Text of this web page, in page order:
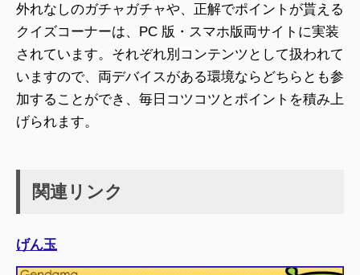
外れなしのガチャガチャや、正解でポイントが貰える
クイズコーナーは、PC 版・スマホ版両サイトに実装
されています。それぞれ別コンテンツとして扱われて
いますので、両デバイスがある環境ならどちらとも参
加することができ、毎日コツコツとポイントを積み上
げられます。
関連リンク
げん玉